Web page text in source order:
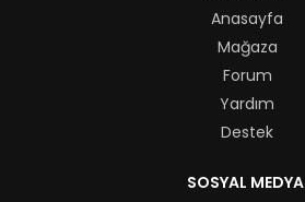
Anasayfa
Mağaza
Forum
Yardım
Destek
SOSYAL MEDYA